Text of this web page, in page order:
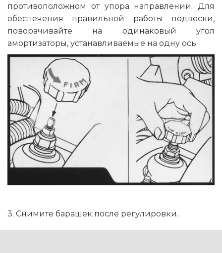
противоположном от упора направлении. Для
обеспечения правильной работы подвески,
поворачивайте на одинаковый угол
амортизаторы, устанавливаемые на одну ось.
3. Снимите барашек после регулировки.